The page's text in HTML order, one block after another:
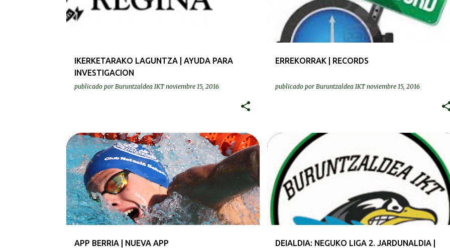
IKERKETARAKO LAGUNTZA | AYUDA PARA
INVESTIGACION
publicado por Buruntzaldea IKT noviembre 15, 2016
ERREKORRAK | RECORDS
publicado por Buruntzaldea IKT noviembre 15, 2016
APP BERRIA | NUEVA APP
BEREZIAK | ESPECIALES
DEIALDIA: NEGUKO LIGA 2. JARDUNALDIA |
DEIALDIAK-CONVOCATORIAS